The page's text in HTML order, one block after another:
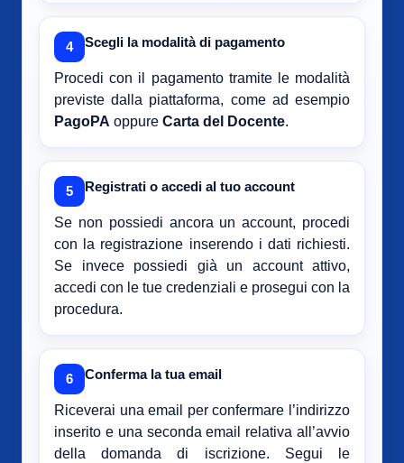
4 Scegli la modalità di pagamento
Procedi con il pagamento tramite le modalità
previste dalla piattaforma, come ad esempio
PagoPA oppure Carta del Docente.
5 Registrati o accedi al tuo account
Se non possiedi ancora un account, procedi
con la registrazione inserendo i dati richiesti.
Se invece possiedi già un account attivo,
accedi con le tue credenziali e prosegui con la
procedura.
6 Conferma la tua email
Riceverai una email per confermare l’indirizzo
inserito e una seconda email relativa all’avvio
della domanda di iscrizione. Segui le